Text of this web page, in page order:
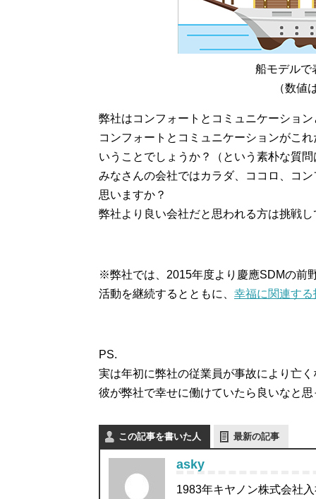
船モデルで
（数値
弊社はコンフォートとコミュニケーショ
コンフォートとコミュニケーションがこ
いうことでしょうか？（という素朴な質
みなさんの会社ではカラダ、ココロ、コ
思いますか？
弊社より良い会社だと思われる方は挑戦
※弊社では、2015年度より慶應SDMの前
活動を継続するとともに、 幸福に関連す
PS.
実は年初に弊社の従業員が事故により亡
彼が弊社で幸せに働けていたら良いなと
この記事を書いた人 最新の記事
asky
1983年キヤノン株式会社